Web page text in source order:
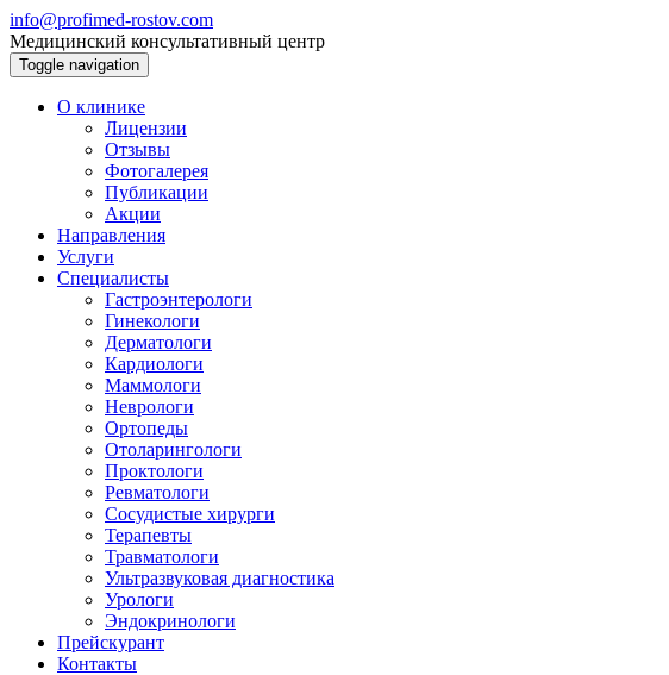
info@profimed-rostov.com
Медицинский консультативный центр
Toggle navigation
О клинике
Лицензии
Отзывы
Фотогалерея
Публикации
Акции
Направления
Услуги
Специалисты
Гастроэнтерологи
Гинекологи
Дерматологи
Кардиологи
Маммологи
Неврологи
Ортопеды
Отоларингологи
Проктологи
Ревматологи
Сосудистые хирурги
Терапевты
Травматологи
Ультразвуковая диагностика
Урологи
Эндокринологи
Прейскурант
Контакты